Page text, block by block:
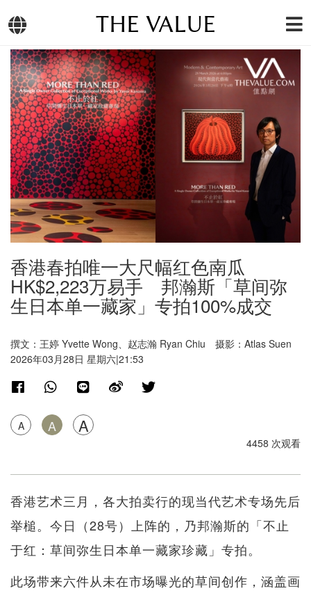
THE VALUE
香港春拍唯一大尺幅红色南瓜
HK$2,223万易手 邦瀚斯「草间弥
生日本单一藏家」专拍100%成交
撰文：王婷 Yvette Wong、赵志瀚 Ryan Chiu 摄影：Atlas Suen
2026年03月28日 星期六|21:53
A A A
4458 次观看
香港艺术三月，各大拍卖行的现当代艺术专场先后
举槌。今日（28号）上阵的，乃邦瀚斯的「不止
于红：草间弥生日本单一藏家珍藏」专拍。
此场带来六件从未在市场曝光的草间创作，涵盖画